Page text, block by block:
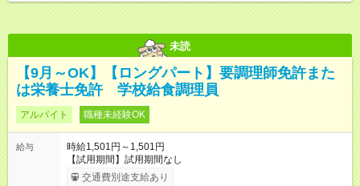
未読
【9月～OK】【ロングパート】要調理師免許また
は栄養士免許 学校給食調理員
アルバイト 職種未経験OK
給与
時給1,501円～1,501円
【試用期間】試用期間なし
交通費別途支給あり